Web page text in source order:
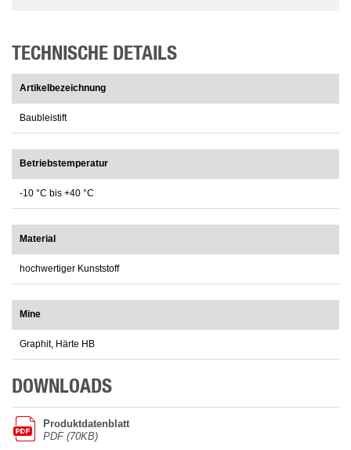
TECHNISCHE DETAILS
Artikelbezeichnung
Baubleistift
Betriebstemperatur
-10 °C bis +40 °C
Material
hochwertiger Kunststoff
Mine
Graphit, Härte HB
DOWNLOADS
Produktdatenblatt
PDF (70KB)